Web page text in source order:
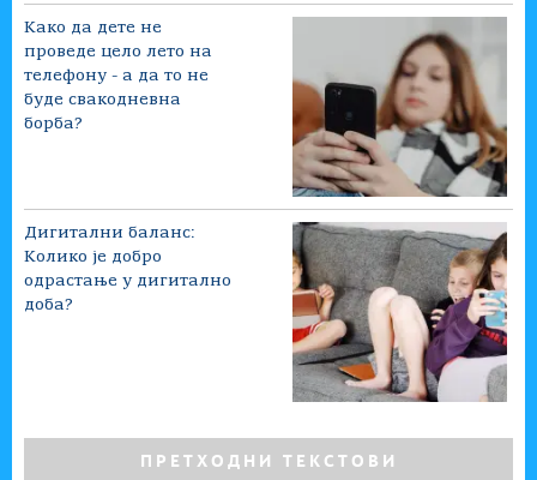
Како да дете не
проведе цело лето на
телефону - а да то не
буде свакодневна
борба?
Дигитални баланс:
Колико је добро
одрастање у дигитално
доба?
ПРЕТХОДНИ ТЕКСТОВИ